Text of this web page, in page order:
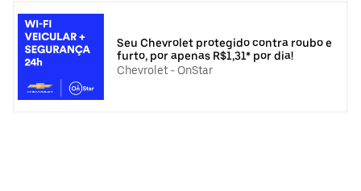
Seu Chevrolet protegido contra roubo e
furto, por apenas R$1,31* por dia!
Chevrolet - OnStar